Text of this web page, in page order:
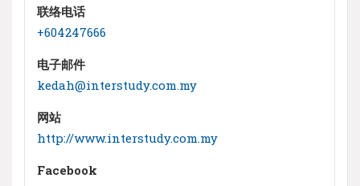
联络电话
+604247666
电子邮件
kedah@interstudy.com.my
网站
http://www.interstudy.com.my
Facebook